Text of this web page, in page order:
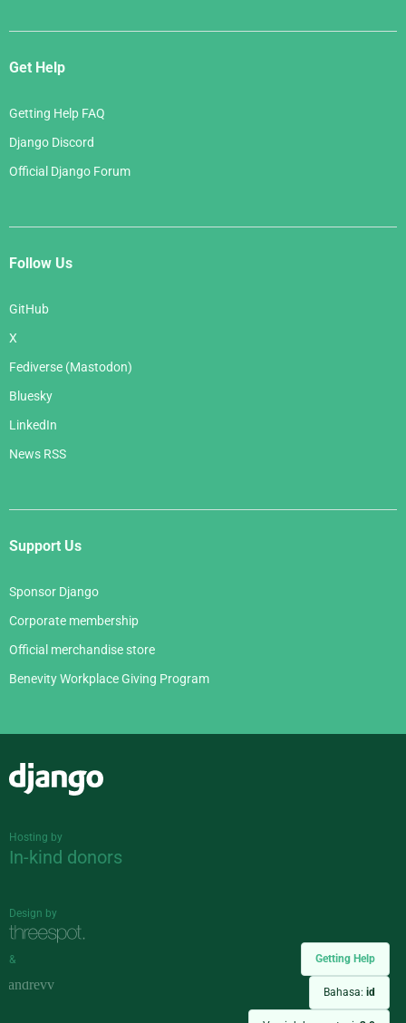
Getting Help
Bahasa: id
Get Help
Getting Help FAQ
Django Discord
Official Django Forum
Follow Us
GitHub
X
Fediverse (Mastodon)
Bluesky
LinkedIn
News RSS
Support Us
Sponsor Django
Corporate membership
Official merchandise store
Benevity Workplace Giving Program
Hosting by
In-kind donors
Design by
&